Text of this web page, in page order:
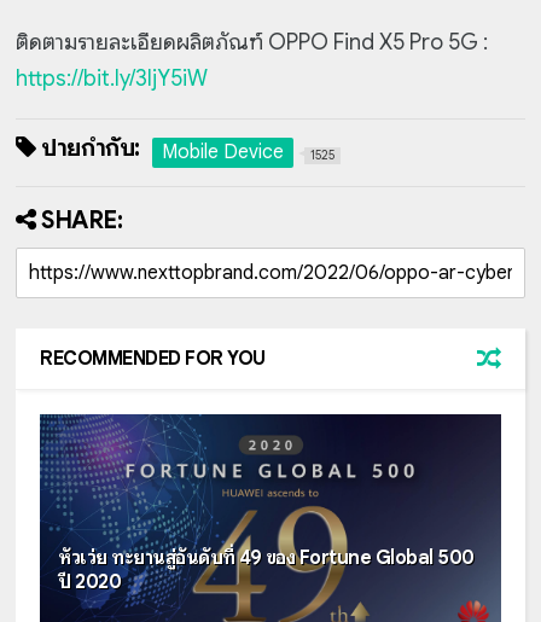
ติดตามรายละเอียดผลิตภัณฑ์ OPPO Find X5 Pro 5G :
https://bit.ly/3IjY5iW
ป้ายกำกับ: Mobile Device 1525
SHARE:
RECOMMENDED FOR YOU
หัวเว่ย ทะยานสู่อันดับที่ 49 ของ Fortune Global 500
ปี 2020